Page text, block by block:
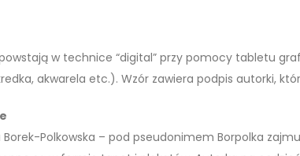
w technice “digital” przy pomocy tabletu
akwarela etc.). Wzór zawiera podpis autorki,
Borek-Polkowska – pod pseudonimem Borpolka